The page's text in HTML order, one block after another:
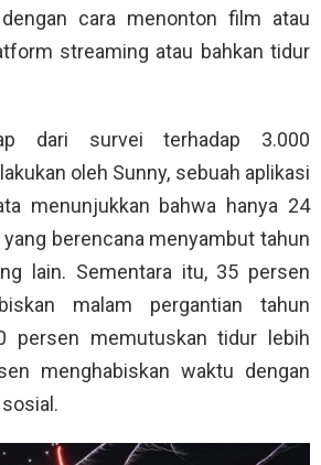
cara menonton film atau
streaming atau bahkan tidur
dari survei terhadap 3.000
oleh Sunny, sebuah aplikasi
menunjukkan bahwa hanya 24
berencana menyambut tahun
lain. Sementara itu, 35 persen
malam pergantian tahun
persen memutuskan tidur lebih
menghabiskan waktu dengan